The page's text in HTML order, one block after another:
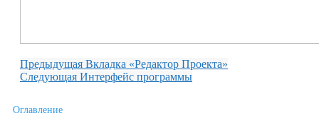
Предыдущая Вкладка «Редактор Проекта»
Следующая Интерфейс программы
Оглавление